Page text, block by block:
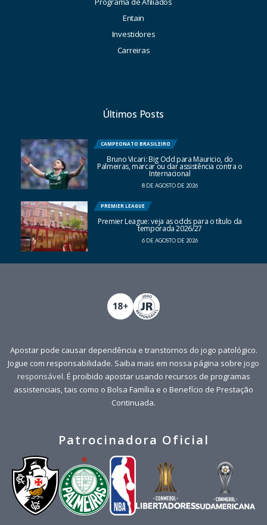
Entain
Investidores
Carreiras
Últimos Posts
CAMPEONATO BRASILEIRO
Bruno Vicari: Big Odd para Mauricio, do
Palmeiras, marcar ou dar assistência contra o
Internacional
8 DE AGOSTO DE 2026
PREMIER LEAGUE
Premier League: veja as odds para o título da
temporada 2026/27
6 DE AGOSTO DE 2026
Apostar pode causar dependência e transtornos do jogo patológico.
Jogue com responsabilidade. Saiba mais em nossa página sobre jogo
responsável. É proibido apostar usando recursos de programas
assistenciais, tais como o Bolsa Família e o Benefício de Prestação
Continuada.
Patrocinadora Oficial